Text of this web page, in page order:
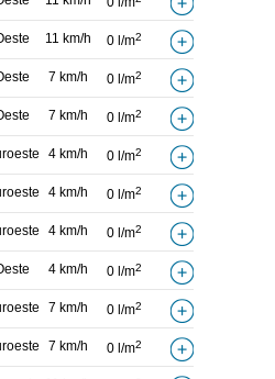
11 km/h 0 l/m2
7 km/h 0 l/m2
7 km/h 0 l/m2
4 km/h 0 l/m2
4 km/h 0 l/m2
4 km/h 0 l/m2
4 km/h 0 l/m2
7 km/h 0 l/m2
7 km/h 0 l/m2